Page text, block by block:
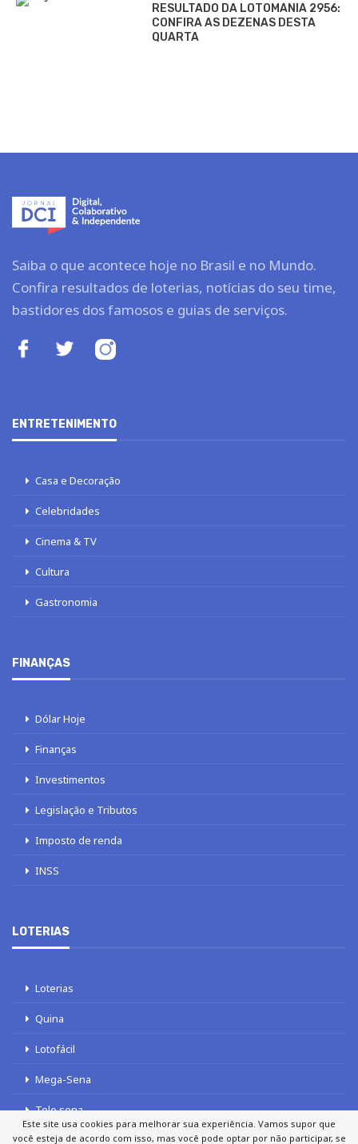
RESULTADO DA LOTOMANIA 2956:
CONFIRA AS DEZENAS DESTA
QUARTA
Saiba o que acontece hoje no Brasil e no Mundo.
Confira resultados de loterias, notícias do seu time,
bastidores dos famosos e guias de serviços.
ENTRETENIMENTO
Casa e Decoração
Celebridades
Cinema & TV
Cultura
Gastronomia
FINANÇAS
Dólar Hoje
Finanças
Investimentos
Legislação e Tributos
Imposto de renda
INSS
LOTERIAS
Loterias
Quina
Lotofácil
Mega-Sena
Tele sena
Este site usa cookies para melhorar sua experiência. Vamos supor que
você esteja de acordo com isso, mas você pode optar por não participar, se